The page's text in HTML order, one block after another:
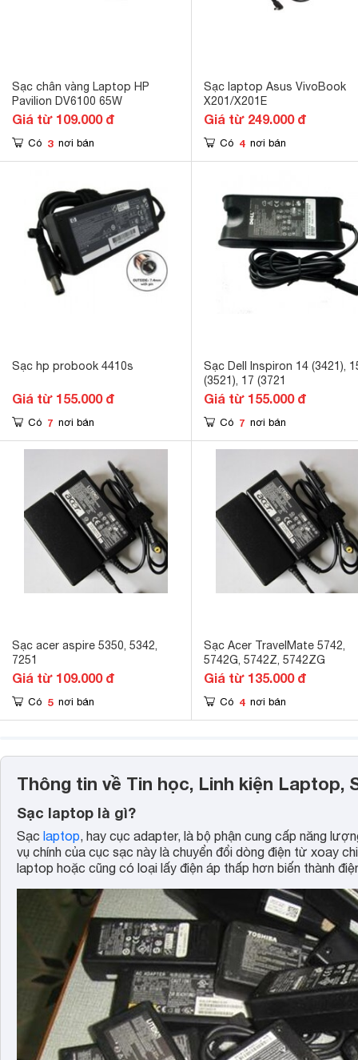
Sạc chân vàng Laptop HP
Pavilion DV6100 65W
Giá từ 109.000 đ
Có 3 nơi bán
Sạc laptop Asus VivoBook
X201/X201E
Giá từ 249.000 đ
Có 4 nơi bán
Sạc hp probook 4410s
Giá từ 155.000 đ
Có 7 nơi bán
Sạc Dell Inspiron 14 (3421),
(3521), 17 (3721
Giá từ 155.000 đ
Có 7 nơi bán
Sạc acer aspire 5350, 5342,
7251
Giá từ 109.000 đ
Có 5 nơi bán
Sạc Acer TravelMate 5742,
5742G, 5742Z, 5742ZG
Giá từ 135.000 đ
Có 4 nơi bán
Thông tin về Tin học, Linh kiện Laptop,
Sạc laptop là gì?
Sạc laptop, hay cục adapter, là bộ phận cung cấp năng
vụ chính của cục sạc này là chuyển đổi dòng điện từ xoay
laptop hoặc cũng có loại lấy điện áp thấp hơn biến thành